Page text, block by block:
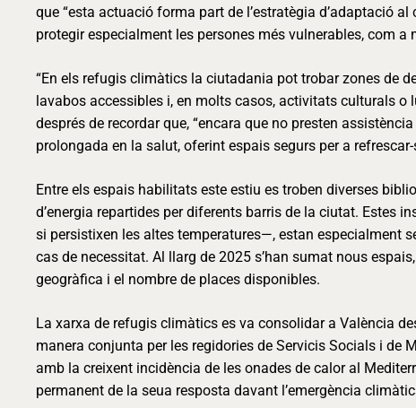
que “esta actuació forma part de l’estratègia d’adaptació
protegir especialment les persones més vulnerables, com a
“En els refugis climàtics la ciutadania pot trobar zones de
lavabos accessibles i, en molts casos, activitats culturals
després de recordar que, “encara que no presten
prolongada en la salut, oferint espais segurs per a
Entre els espais habilitats este estiu es troben diverses
d’energia repartides per diferents barris de la ciutat. Estes
si persistixen les altes temperatures—, estan especialment
cas de necessitat. Al llarg de 2025 s’han sumat nous
geogràfica i el nombre de places disponibles.
La xarxa de refugis climàtics es va consolidar a València
manera conjunta per les regidories de Servicis Socials i
amb la creixent incidència de les onades de calor al
permanent de la seua resposta davant l’emergència